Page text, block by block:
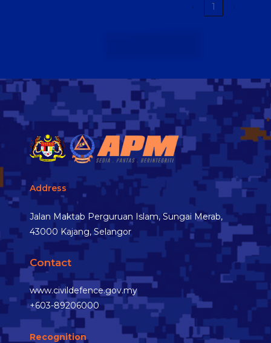
‹ 1 ›
Address
Jalan Maktab Perguruan Islam, Sungai Merab,
43000 Kajang, Selangor
Contact
www.civildefence.gov.my
+603-89206000
Recognition